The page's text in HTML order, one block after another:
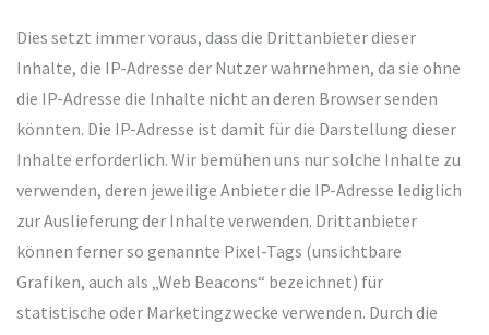
Dies setzt immer voraus, dass die Drittanbieter dieser
Inhalte, die IP-Adresse der Nutzer wahrnehmen, da sie ohne
die IP-Adresse die Inhalte nicht an deren Browser senden
könnten. Die IP-Adresse ist damit für die Darstellung dieser
Inhalte erforderlich. Wir bemühen uns nur solche Inhalte zu
verwenden, deren jeweilige Anbieter die IP-Adresse lediglich
zur Auslieferung der Inhalte verwenden. Drittanbieter
können ferner so genannte Pixel-Tags (unsichtbare
Grafiken, auch als „Web Beacons“ bezeichnet) für
statistische oder Marketingzwecke verwenden. Durch die